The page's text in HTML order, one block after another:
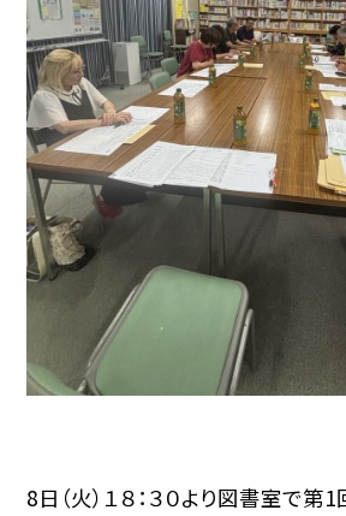
8日（火）１８：３０より図書室で